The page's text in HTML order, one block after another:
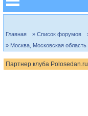
Главная » Список форумов
» Москва, Московская область
Партнер клуба Polosedan.ru